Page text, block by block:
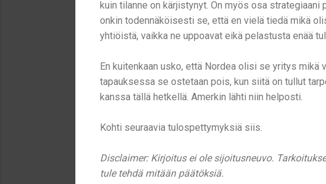
kuin tilanne on kärjistynyt. On myös osa
onkin todennäköisesti se, että en vielä tiedä mikä
yhtiöistä, vaikka ne uppoavat eikä pelastusta enää
En kuitenkaan usko, että Nordea olisi se yritys mikä
tapauksessa se ostetaan pois, kun siitä on tullut
kanssa tällä hetkellä. Amerkin lähti niin helposti.
Kohti seuraavia tulospettymyksiä siis.
Disclaimer: Kirjoitus ei ole sijoitusneuvo.
tule tehdä mitään päätöksiä.